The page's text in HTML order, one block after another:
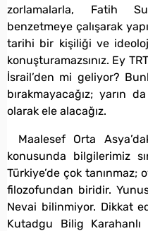
zorlamalarla, Fatih
benzetmeye çalışarak
tarihi bir kişiliği ve
konuşturamazsınız. Ey
İsrail’den mi geliyor?
bırakmayacağız; yarın
olarak ele alacağız.
Maalesef Orta
konusunda bilgilerimiz
Türkiye’de çok
filozofundan biridir.
Nevai bilinmiyor. Dikkat
Kutadgu Bilig Karahanlı